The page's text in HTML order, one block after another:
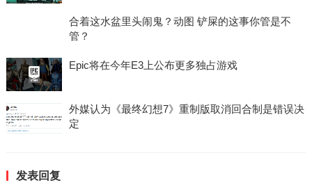
合着这水盆里头闹鬼？动图 铲屎的这事你管是不
管？
Epic将在今年E3上公布更多独占游戏
外媒认为《最终幻想7》重制版取消回合制是错误决
定
发表回复